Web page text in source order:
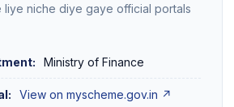
liye niche diye gaye official portals
Ministry of Finance
View on myscheme.gov.in ↗